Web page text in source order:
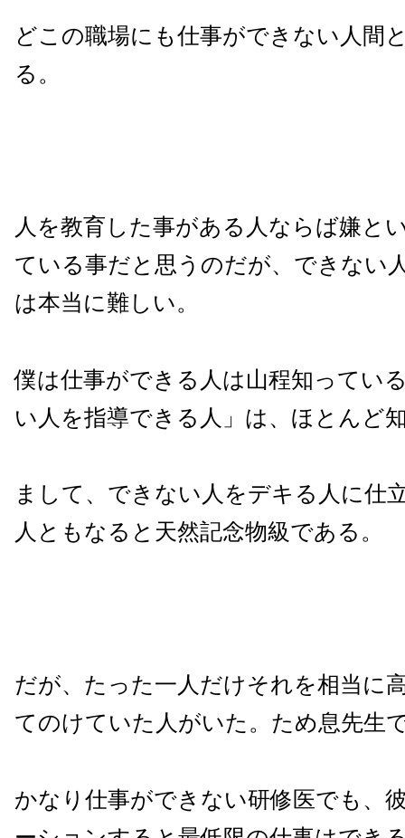
どこの職場にも仕事ができない人間
る。
人を教育した事がある人ならば嫌と
ている事だと思うのだが、できない
は本当に難しい。
僕は仕事ができる人は山程知ってい
い人を指導できる人」は、ほとんど
まして、できない人をデキる人に仕
人ともなると天然記念物級である。
だが、たった一人だけそれを相当に
てのけていた人がいた。ため息先生
かなり仕事ができない研修医でも、